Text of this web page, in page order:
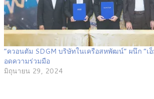
“ควอนตัม SDGM บริษัทในเครือสหพัฒน์” ผนึก “เ
อดความร่วมมือ
มิถุนายน 29, 2024